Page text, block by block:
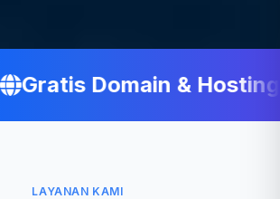
Gratis Domain & Hosting
LAYANAN KAMI